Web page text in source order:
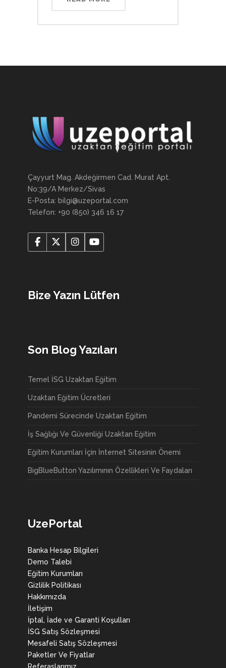
Çayyurt Mag. Akdeğirmen Cad. Murat Apt.
No:39/A Merkez/Sivas
E-Posta: bilgi@uzeportal.com
Telefon: +90 (850) 346 16 17
Bize Yazın Lütfen
Son Blog Yazıları
Temel İSG Uzaktan Eğitim
Uzaktan Eğitim Ücretleri
Pandemi Sürecinde Uzaktan Eğitim
İş Sağlığı Ve Güvenliği Uzaktan Eğitim
Eğitim Kurumları İçin İnternet Sitesinin Önemi
BigBlueButton Yazılımının Özellikleri Ve Faydaları
UzePortal
Banka Hesap Bilgileri
Demo Talebi
Eğitim Kurumları
Gizlilik Politikası
Hakkımızda
İletişim
İptal, İade ve Garanti Koşulları
İSG Satış Sözleşmesi
Mesafeli Satış Sözleşmesi
Paketler Ve Fiyatlar